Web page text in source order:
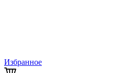
Избранное